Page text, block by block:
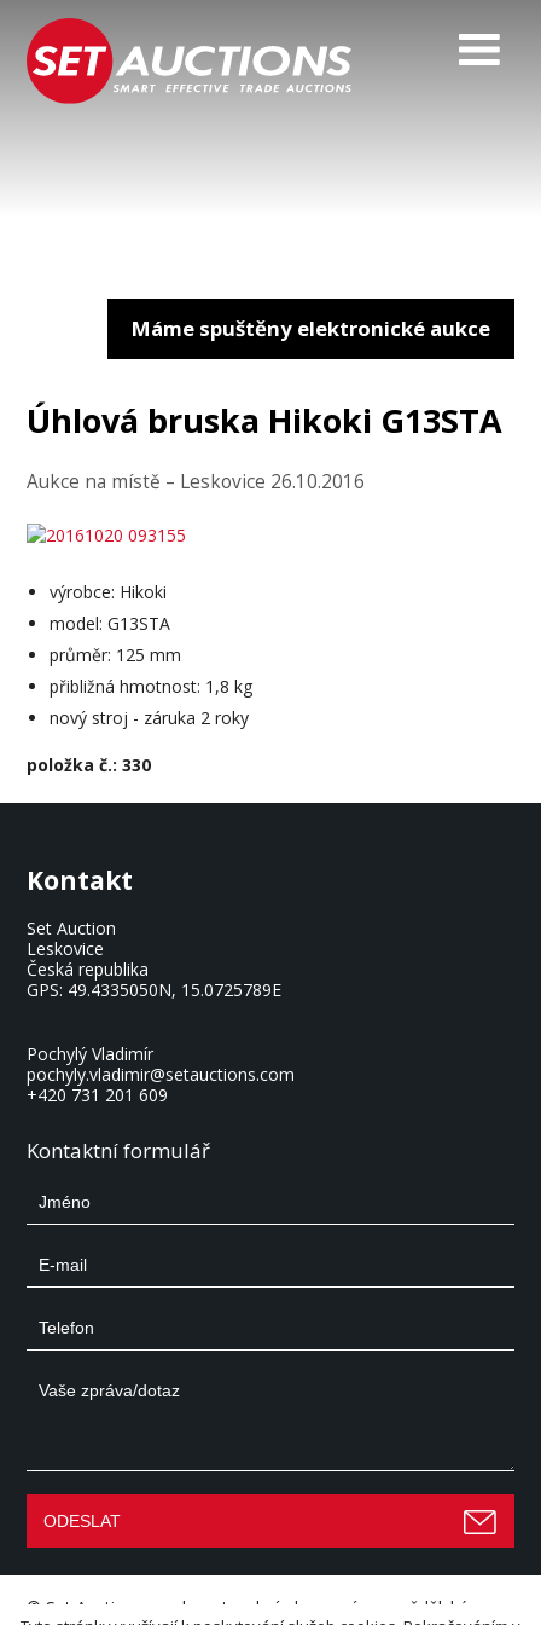
Máme spuštěny elektronické aukce
Úhlová bruska Hikoki G13STA
Aukce na místě – Leskovice 26.10.2016
výrobce: Hikoki
model: G13STA
průměr: 125 mm
přibližná hmotnost: 1,8 kg
nový stroj - záruka 2 roky
položka č.: 330
Kontakt
Set Auction
Leskovice
Česká republika
GPS: 49.4335050N, 15.0725789E
Pochylý Vladimír
pochyly.vladimir@setauctions.com
+420 731 201 609
Kontaktní formulář
© Set Auctions
– aukce stavební, dopravní a zemědělské